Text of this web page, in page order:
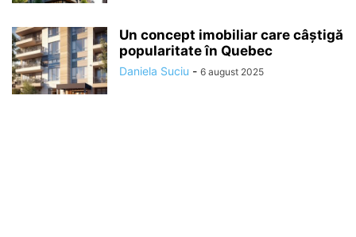
Un concept imobiliar care câștigă
popularitate în Quebec
Daniela Suciu - 6 august 2025